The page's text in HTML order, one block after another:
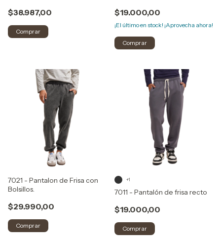
$38.987,00
Comprar
$19.000,00
¡El último en stock! ¡Aprovecha ahora!
Comprar
7021 - Pantalon de Frisa con
Bolsillos.
$29.990,00
Comprar
7011 - Pantalón de frisa recto
$19.000,00
+1
Comprar